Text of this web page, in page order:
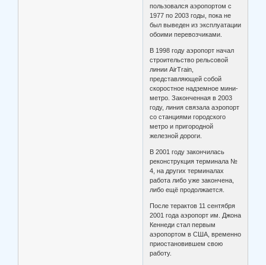
пользовался аэропортом с
1977 по 2003 годы, пока не
был выведен из эксплуатации
обоими перевозчиками.
В 1998 году аэропорт начал
строительство рельсовой
линии AirTrain,
представляющей собой
скоростное надземное мини-
метро. Законченная в 2003
году, линия связала аэропорт
со станциями городского
метро и пригородной
железной дороги.
В 2001 году закончилась
реконструкция терминала №
4, на других терминалах
работа либо уже закончена,
либо ещё продолжается.
После терактов 11 сентября
2001 года аэропорт им. Джона
Кеннеди стал первым
аэропортом в США, временно
приостановившем свою
работу.